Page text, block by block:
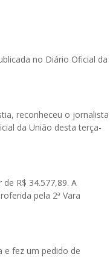
no Diário Oficial da
reconheceu o jornalista
da União desta terça-
R$ 34.577,89. A
pela 2ª Vara
e fez um pedido de